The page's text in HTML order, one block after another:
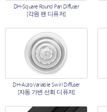
DH-Square Round Pan Diffuser
[각원 팬 디퓨저]
DH-Auto Variable Swirl Diffuser
[자동 가변 선회 디퓨저]